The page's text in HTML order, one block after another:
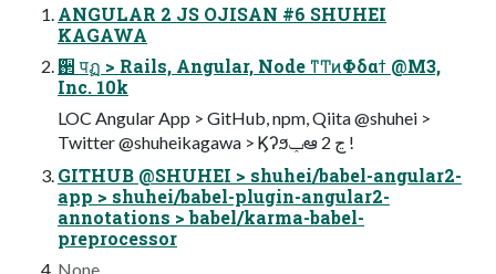
ANGULAR 2 JS OJISAN #6 SHUHEI
KAGAWA
߳઒ पฏ > Rails, Angular, Node ͳͲͷΦδαϯ @M3,
Inc. 10k
LOC Angular App > GitHub, npm, Qiita @shuhei >
Twitter @shuheikagawa > Ϗʔϧݕఆ 2 ڃ !
GITHUB @SHUHEI > shuhei/babel-angular2-
app > shuhei/babel-plugin-angular2-
annotations > babel/karma-babel-
preprocessor
None